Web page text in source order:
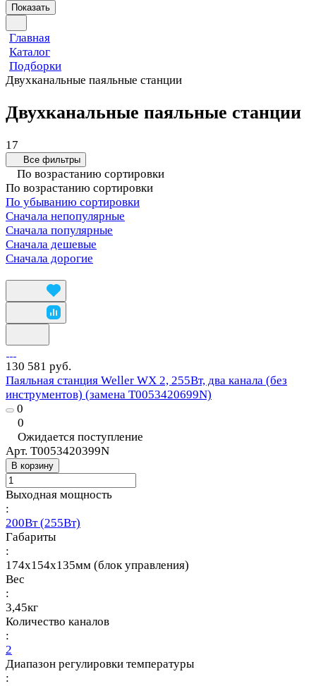
Показать
Главная
Каталог
Подборки
Двухканальные паяльные станции
Двухканальные паяльные станции
17
Все фильтры
По возрастанию сортировки
По возрастанию сортировки
По убыванию сортировки
Сначала непопулярные
Сначала популярные
Сначала дешевые
Сначала дорогие
130 581 руб.
Паяльная станция Weller WX 2, 255Вт, два канала (без
инструментов) (замена T0053420699N)
0
0
Ожидается поступление
Арт. T0053420399N
В корзину
Выходная мощность
:
200Вт (255Вт)
Габариты
:
174х154х135мм (блок управления)
Вес
:
3,45кг
Количество каналов
:
2
Диапазон регулировки температуры
: